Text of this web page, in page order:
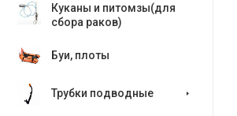
Куканы и питомзы(для
сбора раков)
Буи, плоты
Трубки подводные